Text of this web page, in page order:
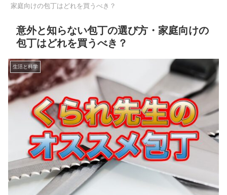
家庭向けの包丁はどれを買うべき？
意外と知らない包丁の選び方・家庭向けの
包丁はどれを買うべき？
生活と科学